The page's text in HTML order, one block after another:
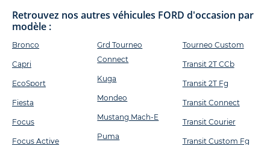
Retrouvez nos autres véhicules FORD d'occasion par
modèle :
Bronco
Capri
EcoSport
Fiesta
Focus
Focus Active
Grd Tourneo
Connect
Kuga
Mondeo
Mustang Mach-E
Puma
Tourneo Custom
Transit 2T CCb
Transit 2T Fg
Transit Connect
Transit Courier
Transit Custom Fg